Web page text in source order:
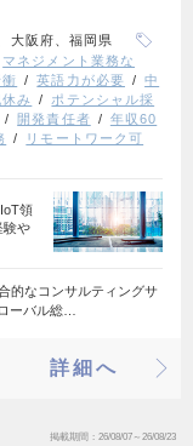
大阪府、福岡県
マネジメント業務な
英語力が必要
中
み
ポテンシャル採
開発責任者
年収60
リモートワーク可
領
験や
的なコンサルティングサ
ーバル総…
詳細へ
掲載期間 26/08/07～26/08/23